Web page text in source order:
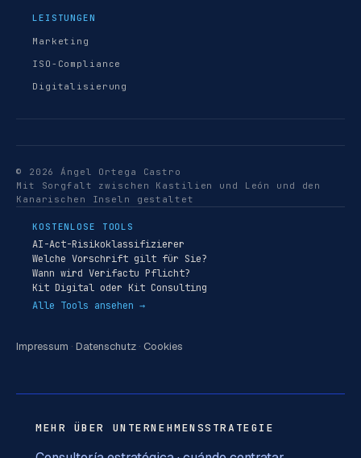
LEISTUNGEN
Marketing
ISO-Compliance
Digitalisierung
© 2026 Ángel Ortega Castro
Mit Sorgfalt zwischen Kastilien und León und den
Kanarischen Inseln gestaltet
KOSTENLOSE TOOLS
AI-Act-Risikoklassifizierer
Welche Vorschrift gilt für Sie?
Wann wird Verifactu Pflicht?
Kit Digital oder Kit Consulting
Alle Tools ansehen →
Impressum · Datenschutz · Cookies
MEHR ÜBER UNTERNEHMENSSTRATEGIE